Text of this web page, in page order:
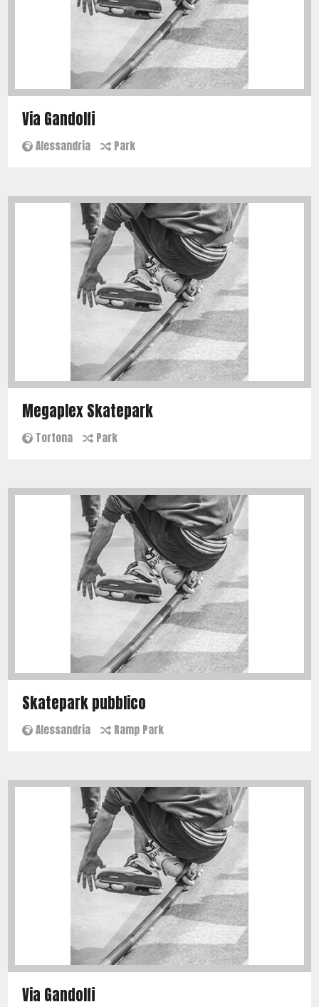
Via Gandolfi
Alessandria Park
Megaplex Skatepark
Tortona Park
Skatepark pubblico
Alessandria Ramp Park
Via Gandolfi